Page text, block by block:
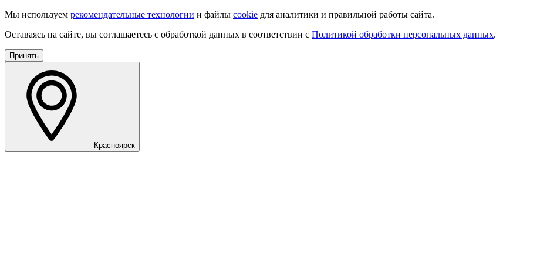
Мы используем рекомендательные технологии и файлы cookie для аналитики и правильной работы сайта.
Оставаясь на сайте, вы соглашаетесь с обработкой данных в соответствии с Политикой обработки персональных данных.
Принять
Красноярск